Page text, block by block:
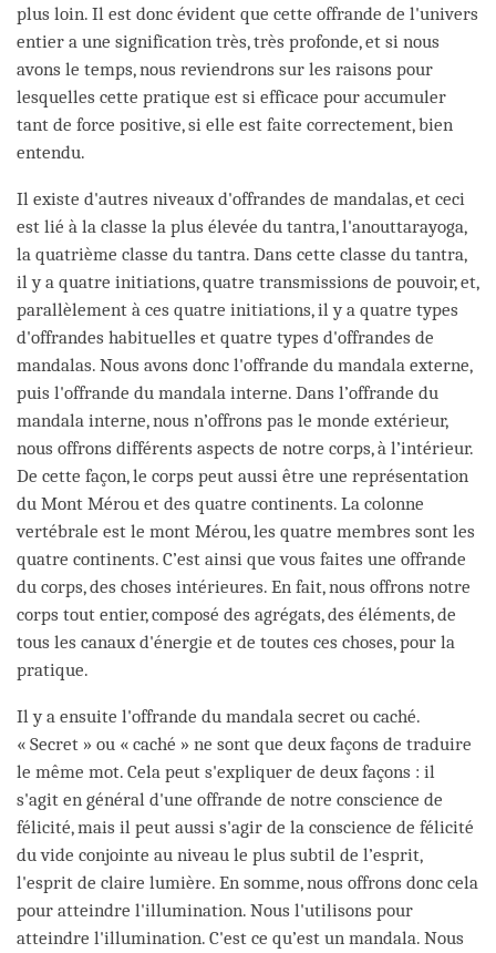
plus loin. Il est donc évident que cette offrande de l'univers
entier a une signification très, très profonde, et si nous
avons le temps, nous reviendrons sur les raisons pour
lesquelles cette pratique est si efficace pour accumuler
tant de force positive, si elle est faite correctement, bien
entendu.
Il existe d'autres niveaux d'offrandes de mandalas, et ceci
est lié à la classe la plus élevée du tantra, l'anouttarayoga,
la quatrième classe du tantra. Dans cette classe du tantra,
il y a quatre initiations, quatre transmissions de pouvoir, et,
parallèlement à ces quatre initiations, il y a quatre types
d'offrandes habituelles et quatre types d'offrandes de
mandalas. Nous avons donc l'offrande du mandala externe,
puis l'offrande du mandala interne. Dans l’offrande du
mandala interne, nous n’offrons pas le monde extérieur,
nous offrons différents aspects de notre corps, à l’intérieur.
De cette façon, le corps peut aussi être une représentation
du Mont Mérou et des quatre continents. La colonne
vertébrale est le mont Mérou, les quatre membres sont les
quatre continents. C’est ainsi que vous faites une offrande
du corps, des choses intérieures. En fait, nous offrons notre
corps tout entier, composé des agrégats, des éléments, de
tous les canaux d'énergie et de toutes ces choses, pour la
pratique.
Il y a ensuite l'offrande du mandala secret ou caché.
« Secret » ou « caché » ne sont que deux façons de traduire
le même mot. Cela peut s'expliquer de deux façons : il
s'agit en général d'une offrande de notre conscience de
félicité, mais il peut aussi s'agir de la conscience de félicité
du vide conjointe au niveau le plus subtil de l’esprit,
l'esprit de claire lumière. En somme, nous offrons donc cela
pour atteindre l'illumination. Nous l'utilisons pour
atteindre l'illumination. C'est ce qu’est un mandala. Nous